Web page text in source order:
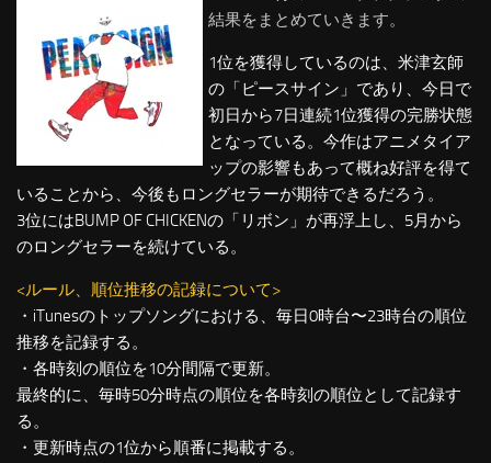
結果をまとめていきます。
1位を獲得しているのは、米津玄師
の「ピースサイン」であり、今日で
初日から7日連続1位獲得の完勝状態
となっている。今作はアニメタイア
ップの影響もあって概ね好評を得て
いることから、今後もロングセラーが期待できるだろう。
3位にはBUMP OF CHICKENの「リボン」が再浮上し、5月から
のロングセラーを続けている。
<ルール、順位推移の記録について>
・iTunesのトップソングにおける、毎日0時台〜23時台の順位
推移を記録する。
・各時刻の順位を10分間隔で更新。
最終的に、毎時50分時点の順位を各時刻の順位として記録す
る。
・更新時点の1位から順番に掲載する。